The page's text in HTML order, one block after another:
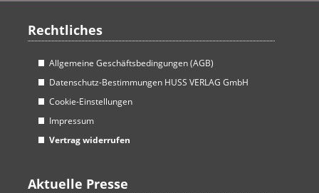
Rechtliches
Allgemeine Geschäftsbedingungen (AGB)
Datenschutz-Bestimmungen HUSS VERLAG GmbH
Cookie-Einstellungen
Impressum
Vertrag widerrufen
Aktuelle Presse